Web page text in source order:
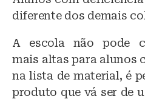
diferente dos demais
A escola não pode
mais altas para alunos
na lista de material, é
produto que vá ser de